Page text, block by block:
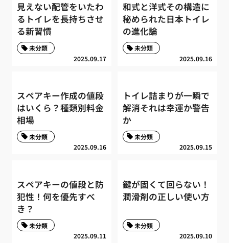
見えない配管をいたわ
るトイレを長持ちさせ
る新習慣
2025.09.17
未分類
和式と洋式その構造に
秘められた日本トイレ
の進化論
2025.09.16
未分類
スペアキー作成の値段
はいくら？種類別料金
相場
2025.09.16
未分類
トイレ詰まりが一瞬で
解消それは幸運か警告
か
2025.09.15
未分類
スペアキーの値段と防
犯性！何を優先すべ
き？
2025.09.11
未分類
鍵が固くて回らない！
潤滑剤の正しい使い方
2025.09.10
未分類